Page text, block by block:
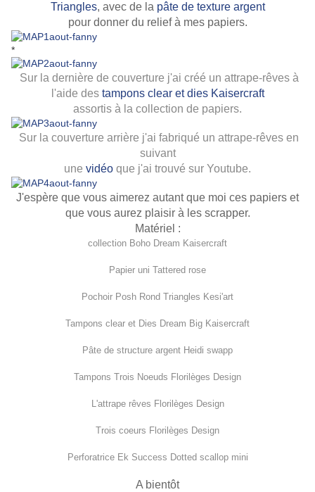
Triangles, avec de la pâte de texture argent
pour donner du relief à mes papiers.
*
Sur la dernière de couverture j'ai créé un attrape-rêves à
l'aide destampons clear et dies Kaisercraft
assortis à la collection de papiers.
Sur la couverture arrière j'ai fabriqué un attrape-rêves en
suivant
une vidéo que j'ai trouvé sur Youtube.
J'espère que vous aimerez autant que moi ces papiers et
que vous aurez plaisir à les scrapper.
Matériel :
collection Boho Dream Kaisercraft
Papier uni Tattered rose
Pochoir Posh Rond Triangles Kesi'art
Tampons clear et Dies Dream Big Kaisercraft
Pâte de structure argent Heidi swapp
Tampons Trois Noeuds Florilèges Design
L'attrape rêves Florilèges Design
Trois coeurs Florilèges Design
Perforatrice Ek Success Dotted scallop mini
A bientôt